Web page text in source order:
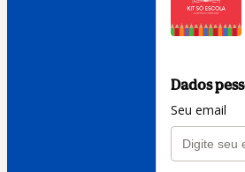
Dados
Seu email